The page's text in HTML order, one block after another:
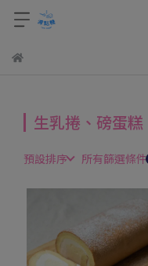
生乳捲、磅蛋糕
預設排序 所有篩選條件